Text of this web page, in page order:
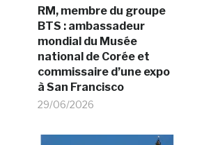
RM, membre du groupe
BTS : ambassadeur
mondial du Musée
national de Corée et
commissaire d’une expo
à San Francisco
29/06/2026